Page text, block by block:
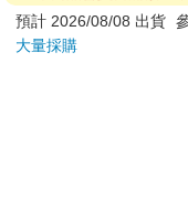
日）。
辦理退換貨時，商